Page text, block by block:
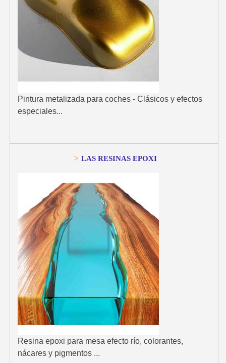
Pintura metalizada para coches - Clásicos y efectos
especiales...
> LAS RESINAS EPOXI
Resina epoxi para mesa efecto río, colorantes,
nácares y pigmentos ...